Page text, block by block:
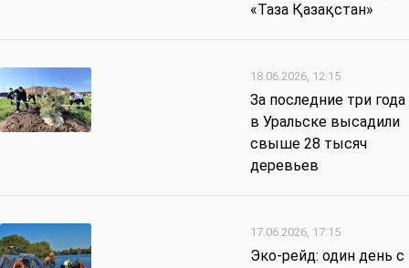
«Таза Қазақстан»
18.06.2026, 12:15
За последние три года
в Уральске высадили
свыше 28 тысяч
деревьев
17.06.2026, 17:15
Эко-рейд: один день с